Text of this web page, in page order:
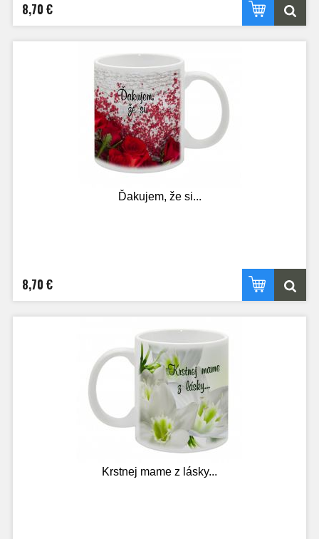
8,70 €
Ďakujem, že si...
8,70 €
Krstnej mame z lásky...